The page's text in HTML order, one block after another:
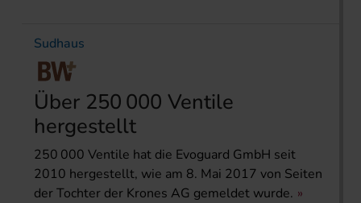
Sudhaus
Über 250 000 Ventile
hergestellt
250 000 Ventile hat die Evoguard GmbH seit
2010 hergestellt, wie am 8. Mai 2017 von Seiten
der Tochter der Krones AG gemeldet wurde.